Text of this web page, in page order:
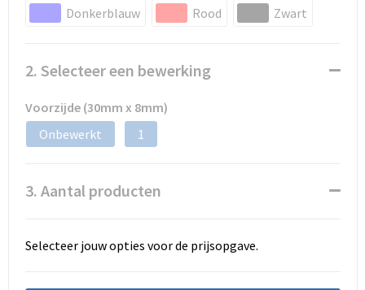
Donkerblauw Rood Zwart
2. Selecteer een bewerking
Voorzijde (30mm x 8mm)
Onbewerkt
1
3. Aantal producten
Selecteer jouw opties voor de prijsopgave.